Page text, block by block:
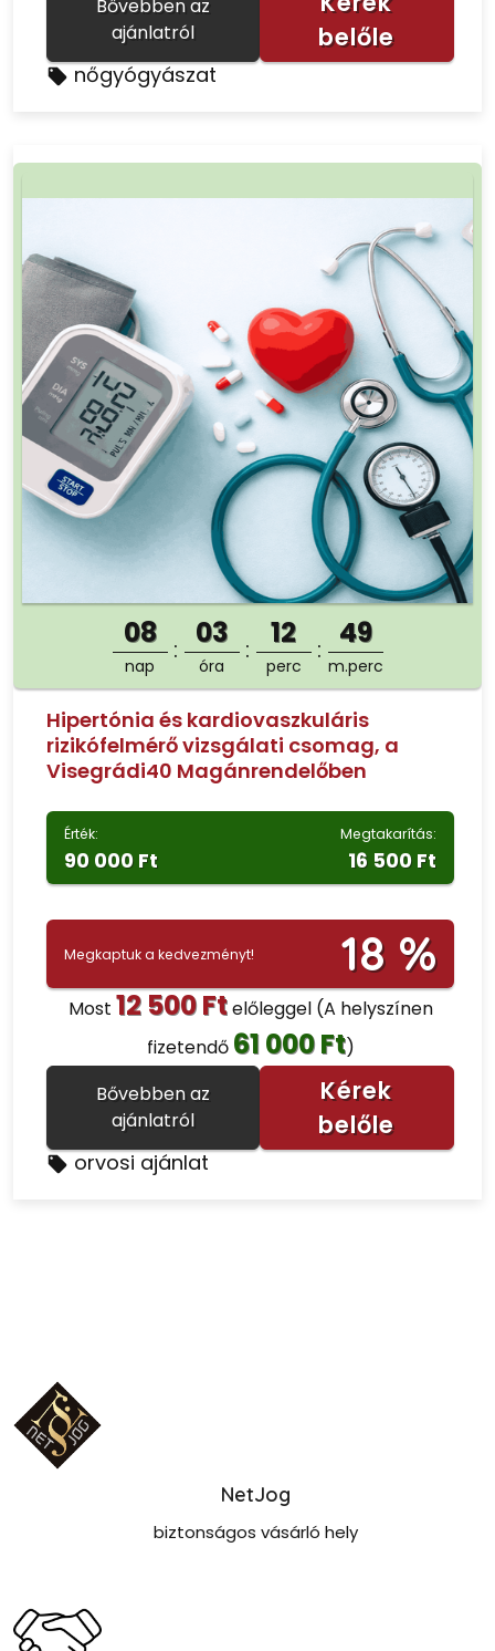
Bővebben az
ajánlatról
belőle
nőgyógyászat
08
nap
03
óra
12
perc
47
m.perc
Hipertónia és kardiovaszkuláris
rizikófelmérő vizsgálati csomag, a
Visegrádi40 Magánrendelőben
Érték:
90 000 Ft
Megtakarítás:
16 500 Ft
Megkaptuk a kedvezményt! 18 %
Most 12 500 Ftelőleggel (A helyszínen
fizetendő 61 000 Ft)
Bővebben az
ajánlatról
Kérek
belőle
orvosi ajánlat
NetJog
biztonságos vásárló hely